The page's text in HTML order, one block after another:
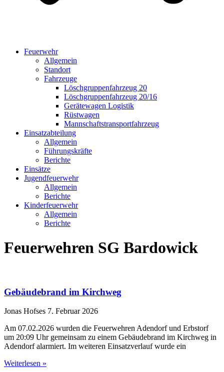
Feuerwehr
Allgemein
Standort
Fahrzeuge
Löschgruppen­fahrzeug 20
Lösch­gruppen­fahrzeug 20/16
Geräte­wagen Logistik
Rüst­wagen
Mannschafts­transportfahrzeug
Einsatz­abteilung
Allgemein
Führungs­kräfte
Berichte
Einsätze
Jugend­feuerwehr
Allgemein
Berichte
Kinder­feuerwehr
Allgemein
Berichte
Feuerwehren SG Bardowick
Gebäude­­­­­­brand im Kirch­­­­­­weg
Jonas Hofses 7. Februar 2026
Am 07.02.2026 wurden die Feuerwehren Adendorf und Erbstorf
um 20:09 Uhr gemeinsam zu einem Gebäudebrand im Kirchweg in
Adendorf alarmiert. Im weiteren Einsatzverlauf wurde ein
Weiterlesen »